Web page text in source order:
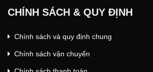
CHÍNH SÁCH & QUY ĐỊNH
Chính sách và quy định chung
Chính sách vận chuyển